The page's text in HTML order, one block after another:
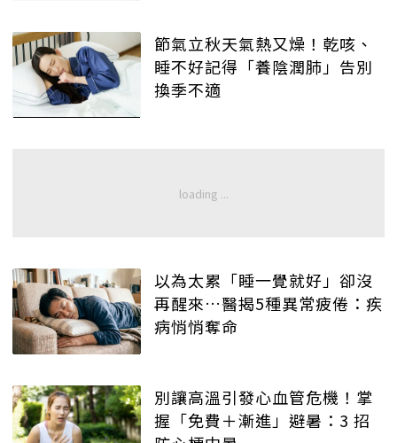
節氣立秋天氣熱又燥！乾咳、
睡不好記得「養陰潤肺」告別
換季不適
以為太累「睡一覺就好」卻沒
再醒來…醫揭5種異常疲倦：疾
病悄悄奪命
別讓高溫引發心血管危機！掌
握「免費＋漸進」避暑：3 招